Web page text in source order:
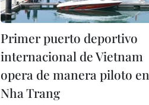
Primer puerto deportivo
internacional de Vietnam
opera de manera piloto en
Nha Trang